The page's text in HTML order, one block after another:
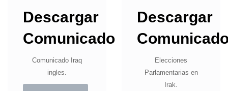
Descargar
Comunicado
Comunicado Iraq
ingles.
Descargar
Elecciones
Parlamentarias en
Irak.